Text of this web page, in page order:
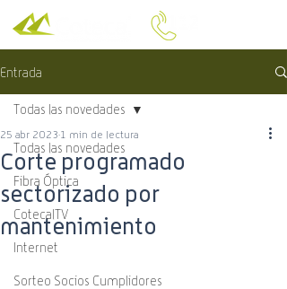
Entrada
Todas las novedades
Fibra Óptica
CotecalTV
Internet
Sorteo Socios Cumplidores
Todas las novedades
Corte programado
sectorizado por
mantenimiento
25 abr 2023 1 min de lectura